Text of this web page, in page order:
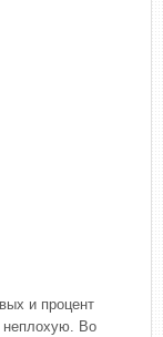
и процент
неплохую. Во